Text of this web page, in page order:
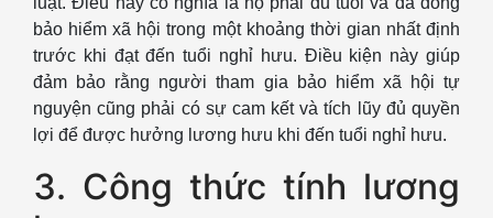
bảo hiểm xã hội trong một khoảng thời gian nhất định
trước khi đạt đến tuổi nghỉ hưu. Điều kiện này giúp
đảm bảo rằng người tham gia bảo hiểm xã hội tự
nguyện cũng phải có sự cam kết và tích lũy đủ quyền
lợi để được hưởng lương hưu khi đến tuổi nghỉ hưu.
3. Công thức tính lương